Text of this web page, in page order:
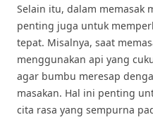
Selain itu, dalam memasak
penting juga untuk
tepat. Misalnya, saat
menggunakan api yang
agar bumbu meresap
masakan. Hal ini penting
cita rasa yang sempurna